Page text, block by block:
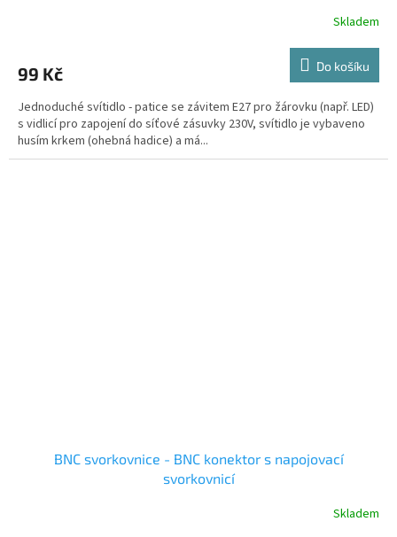
Skladem
99 Kč Do košíku
Jednoduché svítidlo - patice se závitem E27 pro žárovku (např. LED)
s vidlicí pro zapojení do síťové zásuvky 230V, svítidlo je vybaveno
husím krkem (ohebná hadice) a má...
BNC svorkovnice - BNC konektor s napojovací
svorkovnicí
Skladem